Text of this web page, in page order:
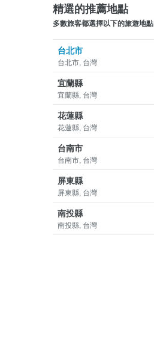
精選的推薦地點
多數旅客都選擇以下的旅遊地點
台北市
台北市, 台灣
宜蘭縣
宜蘭縣, 台灣
花蓮縣
花蓮縣, 台灣
台南市
台南市, 台灣
屏東縣
屏東縣, 台灣
南投縣
南投縣, 台灣